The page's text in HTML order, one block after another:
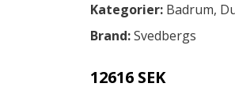
Kategorier: Badrum,
Brand:Svedbergs
12616 SEK